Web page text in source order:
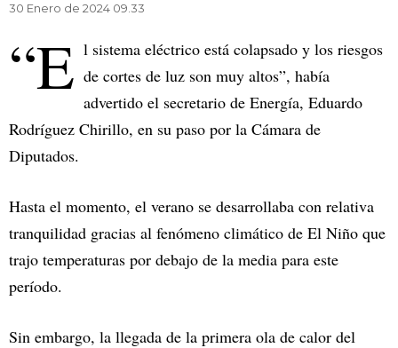
30 Enero de 2024 09.33
“E l sistema eléctrico está colapsado y los riesgos
de cortes de luz son muy altos”, había
advertido el secretario de Energía, Eduardo
Rodríguez Chirillo, en su paso por la Cámara de
Diputados.
Hasta el momento, el verano se desarrollaba con relativa
tranquilidad gracias al fenómeno climático de El Niño que
trajo temperaturas por debajo de la media para este
período.
Sin embargo, la llegada de la primera ola de calor del